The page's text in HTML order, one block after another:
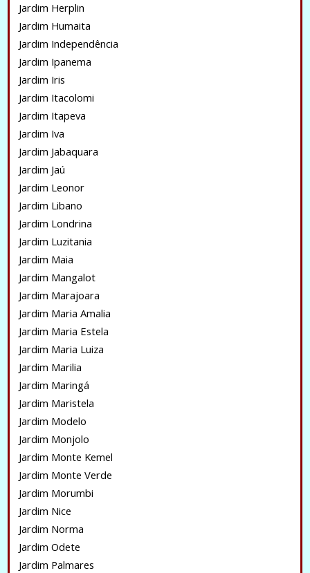
Jardim Herplin
Jardim Humaita
Jardim Independência
Jardim Ipanema
Jardim Iris
Jardim Itacolomi
Jardim Itapeva
Jardim Iva
Jardim Jabaquara
Jardim Jaú
Jardim Leonor
Jardim Libano
Jardim Londrina
Jardim Luzitania
Jardim Maia
Jardim Mangalot
Jardim Marajoara
Jardim Maria Amalia
Jardim Maria Estela
Jardim Maria Luiza
Jardim Marilia
Jardim Maringá
Jardim Maristela
Jardim Modelo
Jardim Monjolo
Jardim Monte Kemel
Jardim Monte Verde
Jardim Morumbi
Jardim Nice
Jardim Norma
Jardim Odete
Jardim Palmares